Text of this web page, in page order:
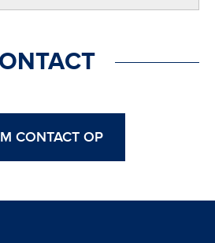
CONTACT OP